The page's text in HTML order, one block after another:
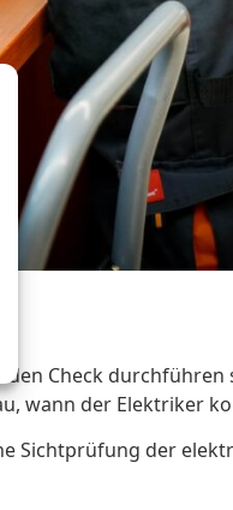
Check durchführen
wann der Elektriker
Sichtprüfung der